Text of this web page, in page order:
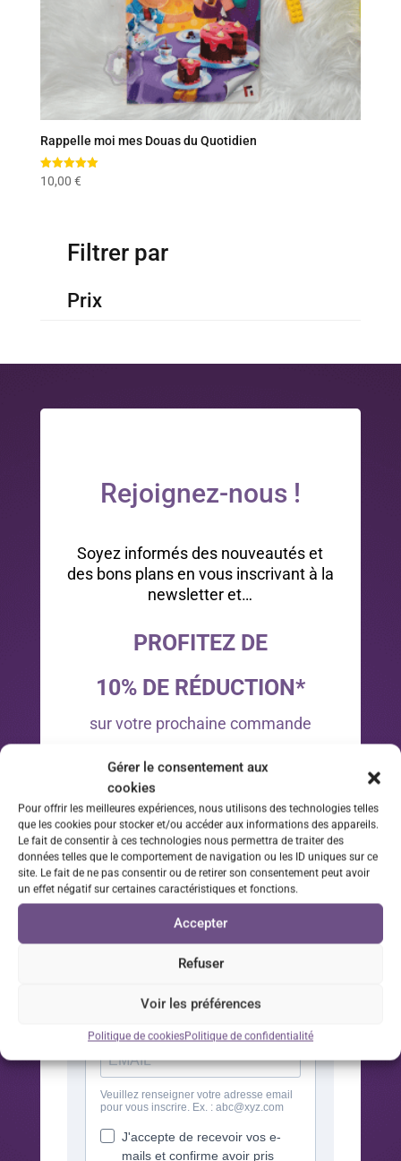
Gérer le consentement aux
cookies
Pour offrir les meilleures expériences, nous utilisons des technologies telles
que les cookies pour stocker et/ou accéder aux informations des appareils.
Le fait de consentir à ces technologies nous permettra de traiter des
données telles que le comportement de navigation ou les ID uniques sur ce
site. Le fait de ne pas consentir ou de retirer son consentement peut avoir
un effet négatif sur certaines caractéristiques et fonctions.
Accepter
Refuser
Voir les préférences
Politique de cookiesPolitique de confidentialité
Rappelle moi mes Douas du Quotidien
Note
5.00
10,00 €
Filtrer par
Prix
Rejoignez-nous !
Soyez informés des nouveautés et
des bons plans en vous inscrivant à la
newsletter et…
PROFITEZ DE
10% DE RÉDUCTION*
sur votre prochaine commande
*Offre valable 30 jours à compter de la date d’inscription
à la newsletter sur votre prochaine commande.